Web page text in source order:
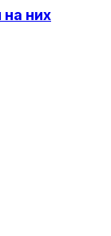
на них